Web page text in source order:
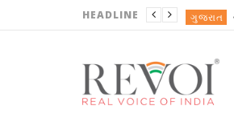
HEADLINE ગુજરાત
ગુજરાત
ગુજરાત